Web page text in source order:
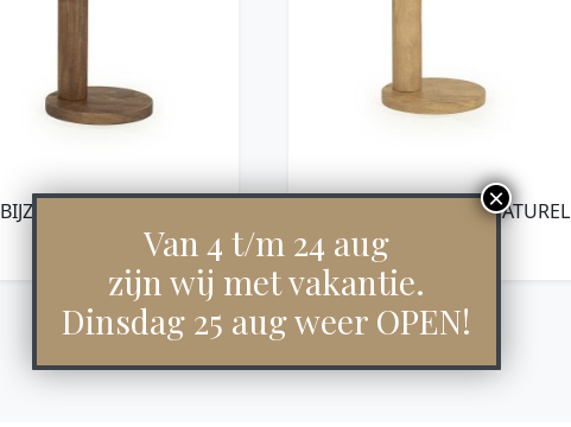
BIJZETTAFEL NOVIA –
LICHTBRUIN
BIJZETTAFEL NOVIA – NATUREL
Van 4 t/m 24 aug
zijn wij met vakantie.
Dinsdag 25 aug weer OPEN!